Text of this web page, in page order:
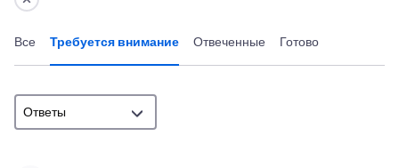
Все Требуется внимание Отвеченные Готово